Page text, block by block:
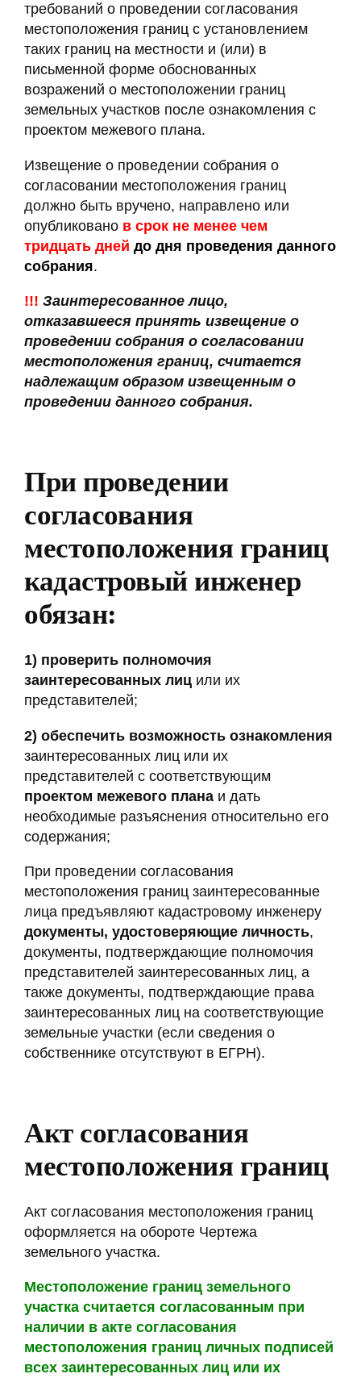
требований о проведении согласования
местоположения границ с установлением
таких границ на местности и (или) в
письменной форме обоснованных
возражений о местоположении границ
земельных участков после ознакомления с
проектом межевого плана.
Извещение о проведении собрания о
согласовании местоположения границ
должно быть вручено, направлено или
опубликовано в срок не менее чем
тридцать дней до дня проведения данного
собрания.
!!! Заинтересованное лицо,
отказавшееся принять извещение о
проведении собрания о согласовании
местоположения границ, считается
надлежащим образом извещенным о
проведении данного собрания.
При проведении
согласования
местоположения границ
кадастровый инженер
обязан:
1) проверить полномочия
заинтересованных лиц или их
представителей;
2) обеспечить возможность ознакомления
заинтересованных лиц или их
представителей с соответствующим
проектом межевого плана и дать
необходимые разъяснения относительно его
содержания;
При проведении согласования
местоположения границ заинтересованные
лица предъявляют кадастровому инженеру
документы, удостоверяющие личность,
документы, подтверждающие полномочия
представителей заинтересованных лиц, а
также документы, подтверждающие права
заинтересованных лиц на соответствующие
земельные участки (если сведения о
собственнике отсутствуют в ЕГРН).
Акт согласования
местоположения границ
Акт согласования местоположения границ
оформляется на обороте Чертежа
земельного участка.
Местоположение границ земельного
участка считается согласованным при
наличии в акте согласования
местоположения границ личных подписей
всех заинтересованных лиц или их